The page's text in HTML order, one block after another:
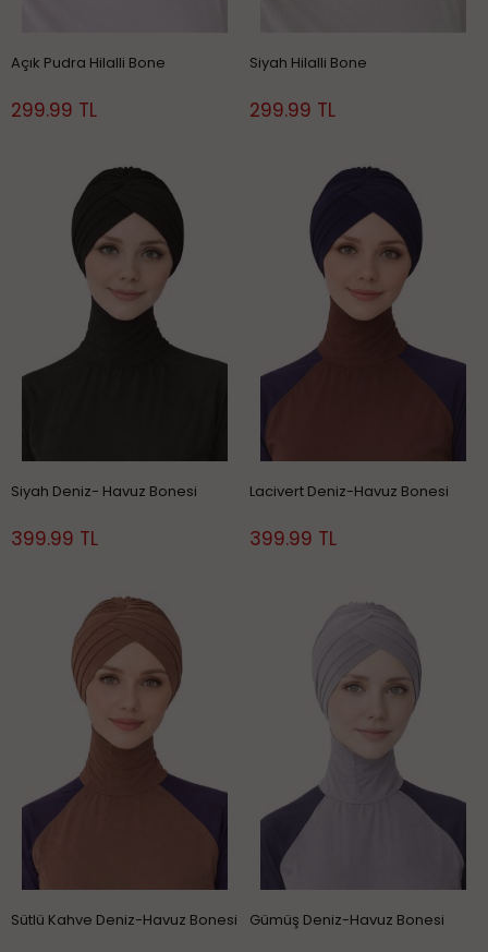
Açık Pudra Hilalli Bone
299.99 TL
Siyah Hilalli Bone
299.99 TL
Siyah Deniz- Havuz Bonesi
399.99 TL
Lacivert Deniz-Havuz Bonesi
399.99 TL
Sütlü Kahve Deniz-Havuz Bonesi Gümüş Deniz-Havuz Bonesi